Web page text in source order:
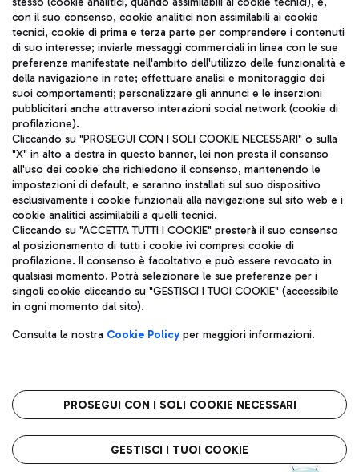
TRAVEL JOURNAL
ITA
Aeroporti di Roma S.p.A. - Società soggetta a direzione e
coordinamento di Mundys S.p.A.
Codice fiscale e Registro delle Imprese di Roma 13032990155 P.
IVA 06572251004
Capitale sociale 62.224.743,00 int. vers.
Sede legale: Via Pier Paolo Racchetti 1 - 00054 Fiumicino (RM)
telefono +39 06 65951
Privacy policy
Note legali
Roma FCO
L'aeroporto stellato
con il suo consenso, cookie analitici non assimilabili ai cookie
tecnici, cookie di prima e terza parte per comprendere i contenuti
di suo interesse; inviarle messaggi commerciali in linea con le sue
preferenze manifestate nell'ambito dell'utilizzo delle funzionalità e
della navigazione in rete; effettuare analisi e monitoraggio dei
suoi comportamenti; personalizzare gli annunci e le inserzioni
pubblicitari anche attraverso interazioni social network (cookie di
profilazione).
Cliccando su "PROSEGUI CON I SOLI COOKIE NECESSARI" o sulla
"X" in alto a destra in questo banner, lei non presta il consenso
all'uso dei cookie che richiedono il consenso, mantenendo le
impostazioni di default, e saranno installati sul suo dispositivo
esclusivamente i cookie funzionali alla navigazione sul sito web e i
cookie analitici assimilabili a quelli tecnici.
Cliccando su "ACCETTA TUTTI I COOKIE" presterà il suo consenso
al posizionamento di tutti i cookie ivi compresi cookie di
profilazione. Il consenso è facoltativo e può essere revocato in
qualsiasi momento. Potrà selezionare le sue preferenze per i
singoli cookie cliccando su "GESTISCI I TUOI COOKIE" (accessibile
in ogni momento dal sito).
Consulta la nostra Cookie Policyper maggiori informazioni.
PROSEGUI CON I SOLI COOKIE NECESSARI
GESTISCI I TUOI COOKIE